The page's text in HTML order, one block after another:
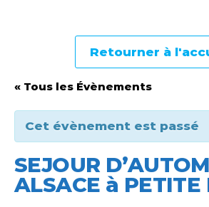
Retourner à
« Tous les Évènements
Cet évènement est passé
SEJOUR
ALSACE à PETITE